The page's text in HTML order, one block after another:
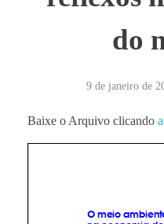
do
9 de janeiro de
Baixe o Arquivo clicando